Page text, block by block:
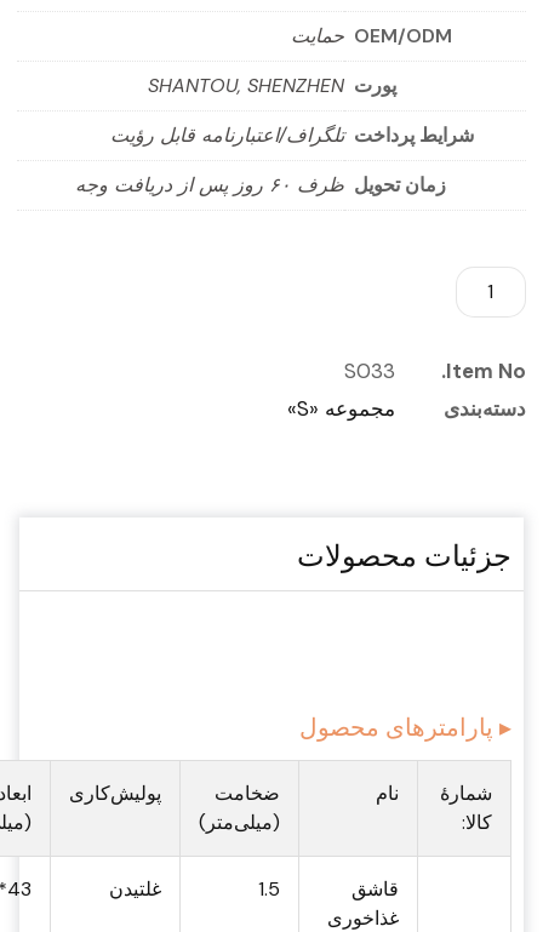
OEM/ODM حمایت
پورت SHANTOU, SHENZHEN
شرایط پرداخت تلگراف/اعتبارنامه قابل رؤیت
زمان تحویل ظرف ۶۰ روز پس از دریافت وجه
Item No.
S033
دسته‌بندی
مجموعه «S»
جزئیات محصولات
▸ پارامترهای محصول
شمارهٔ
کالا:
نام
ضخامت
(میلی‌متر)
پولیش‌کاری
قاشق
غذاخوری
1.5 غلتیدن 43*182